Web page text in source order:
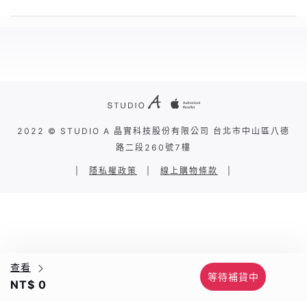
查看
NT$ 0
等待補貨中
2022 © STUDIO A 晶實科技股份有限公司 台北市中山區八德
路二段260號7樓
隱私權政策 線上購物條款